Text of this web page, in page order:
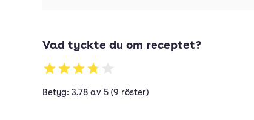
Vad tyckte du om receptet?
Betyg: 3.78 av 5 (9 röster)